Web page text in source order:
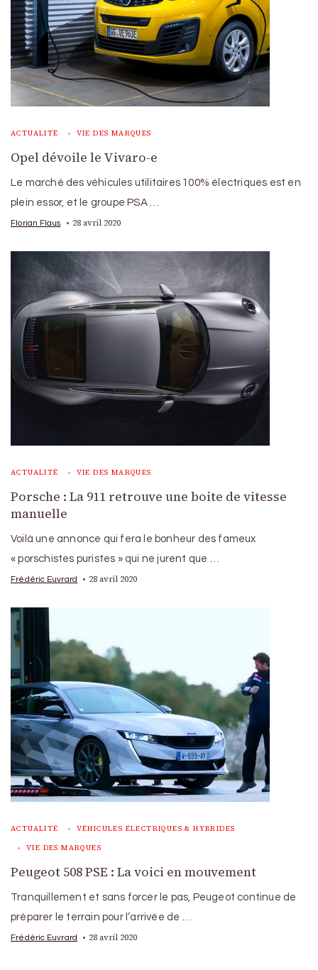
ACTUALITÉ VIE DES MARQUES
Opel dévoile le Vivaro-e
Le marché des véhicules utilitaires 100% électriques est en
plein essor, et le groupe PSA …
Florian Flaus 28 avril 2020
ACTUALITÉ VIE DES MARQUES
Porsche : La 911 retrouve une boite de vitesse
manuelle
Voilà une annonce qui fera le bonheur des fameux
« porschistes puristes » qui ne jurent que …
Frédéric Euvrard 28 avril 2020
ACTUALITÉ VÉHICULES ÉLECTRIQUES & HYBRIDES
VIE DES MARQUES
Peugeot 508 PSE : La voici en mouvement
Tranquillement et sans forcer le pas, Peugeot continue de
préparer le terrain pour l’arrivée de …
Frédéric Euvrard 28 avril 2020